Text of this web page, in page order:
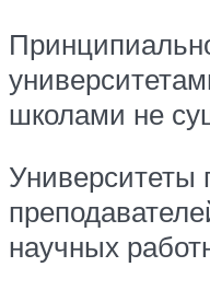
школами не
Университеты
научных